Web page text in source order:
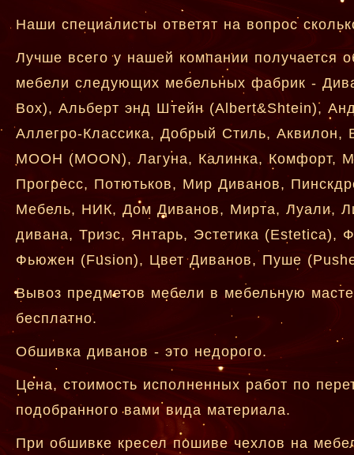
Наши специалисты ответят на вопрос
Лучше всего у нашей компании получается
мебели следующих мебельных фабрик -
Box), Альберт энд Штейн (Albert&Shtein),
Аллегро-Классика, Добрый Стиль,
МООН (MOON), Лагуна, Калинка, Комфорт,
Прогресс, Потютьков, Мир Диванов,
Мебель, НИК, Дом Диванов, Мирта, Луали,
дивана, Триэс, Янтарь, Эстетика
Фьюжен (Fusion), Цвет Диванов, Пуше
Вывоз предметов мебели в мебельную
бесплатно.
Обшивка диванов - это недорого.
Цена, стоимость исполненных работ по
подобранного вами вида материала.
При обшивке кресел пошиве чехлов на